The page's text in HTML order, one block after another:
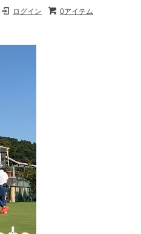
0アイテム
ログイン